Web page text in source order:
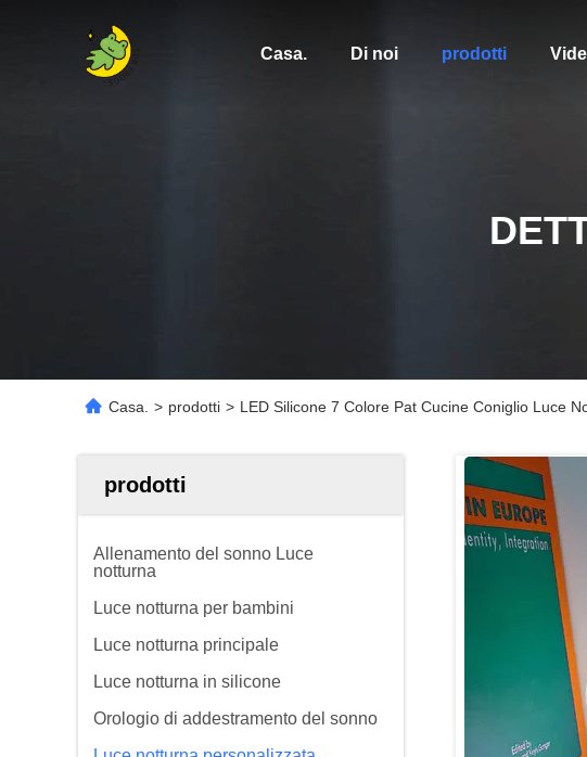
Casa. Di noi prodotti
Casa. > prodotti > LED Silicone 7 Colore Pat Cucine Coniglio Luce
prodotti
Allenamento del sonno Luce
notturna
Luce notturna per bambini
Luce notturna principale
Luce notturna in silicone
Orologio di addestramento del sonno